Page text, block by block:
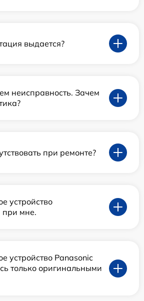
выдается?
неисправность. Зачем
при ремонте?
устройство
при мне.
устройство Panasonic
только оригинальными